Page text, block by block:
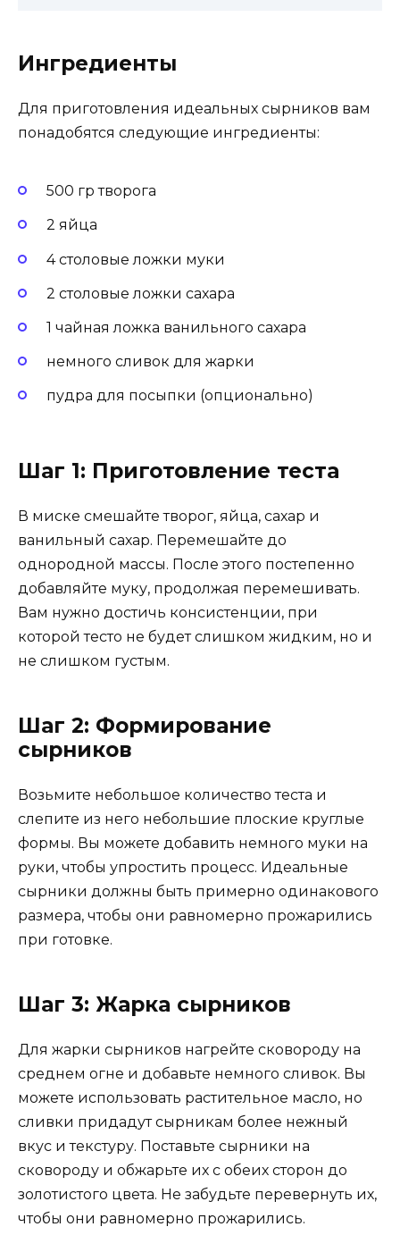
Ингредиенты
Для приготовления идеальных сырников вам
понадобятся следующие ингредиенты:
500 гр творога
2 яйца
4 столовые ложки муки
2 столовые ложки сахара
1 чайная ложка ванильного сахара
немного сливок для жарки
пудра для посыпки (опционально)
Шаг 1: Приготовление теста
В миске смешайте творог, яйца, сахар и
ванильный сахар. Перемешайте до
однородной массы. После этого постепенно
добавляйте муку, продолжая перемешивать.
Вам нужно достичь консистенции, при
которой тесто не будет слишком жидким, но и
не слишком густым.
Шаг 2: Формирование
сырников
Возьмите небольшое количество теста и
слепите из него небольшие плоские круглые
формы. Вы можете добавить немного муки на
руки, чтобы упростить процесс. Идеальные
сырники должны быть примерно одинакового
размера, чтобы они равномерно прожарились
при готовке.
Шаг 3: Жарка сырников
Для жарки сырников нагрейте сковороду на
среднем огне и добавьте немного сливок. Вы
можете использовать растительное масло, но
сливки придадут сырникам более нежный
вкус и текстуру. Поставьте сырники на
сковороду и обжарьте их с обеих сторон до
золотистого цвета. Не забудьте перевернуть их,
чтобы они равномерно прожарились.